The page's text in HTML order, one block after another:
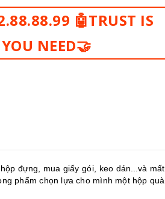
🤖TRUST IS
NEED🤝
đựng, mua giấy gói, keo dán...và mất
phẩm chọn lựa cho mình một hộp quà